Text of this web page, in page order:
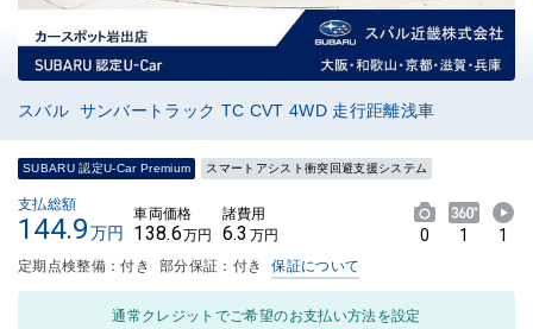
スバル サンバートラック TC CVT 4WD 走行距離浅車
SUBARU 認定U-Car Premium スマートアシスト衝突回避支援システム
支払総額
144.9万円
車両価格
138.6万円
諸費用
6.3 万円 0 1 1
定期点検整備：付き 部分保証：付き 保証について
通常クレジットでご希望のお支払い方法を設定